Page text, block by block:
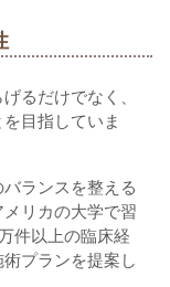
るだけでなく、
目指していま
ランスを整える
リカの大学で習
件以上の臨床経
プランを提案し